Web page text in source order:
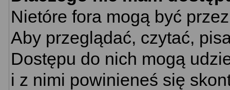
Nietóre fora mogą być
Aby przeglądać, czytać,
Dostępu do nich mogą
i z nimi powinieneś się